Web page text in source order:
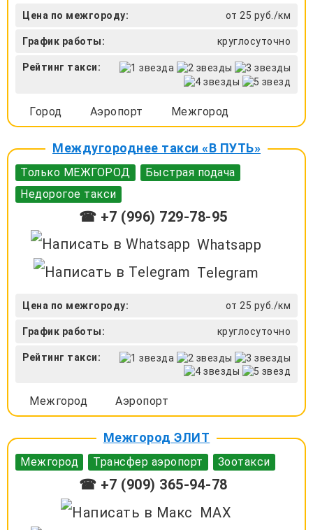
Цена по межгороду: от 25 руб./км
График работы: круглосуточно
Рейтинг такси:
Город Аэропорт Межгород
Междугороднее такси «В ПУТЬ»
Только МЕЖГОРОД
Быстрая подача
Недорогое такси
☎ +7 (996) 729-78-95
Whatsapp
Telegram
Цена по межгороду: от 25 руб./км
График работы: круглосуточно
Рейтинг такси:
Межгород Аэропорт
Межгород ЭЛИТ
Межгород Трансфер аэропорт Зоотакси
☎ +7 (909) 365-94-78
MAX